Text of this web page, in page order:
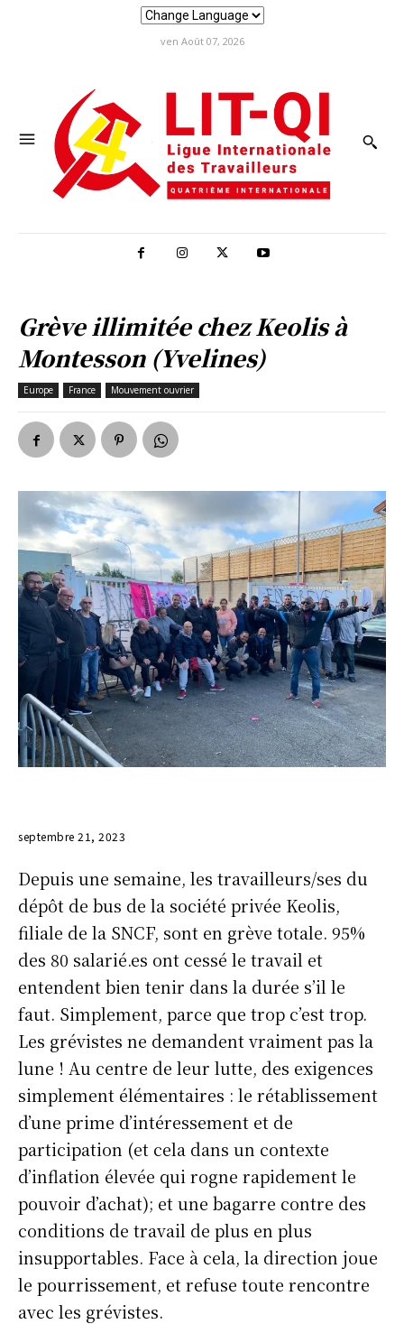
ven Août 07, 2026
Grève illimitée chez Keolis à
Montesson (Yvelines)
Europe France Mouvement ouvrier
septembre 21, 2023
Depuis une semaine, les travailleurs/ses du
dépôt de bus de la société privée Keolis,
filiale de la SNCF, sont en grève totale. 95%
des 80 salarié.es ont cessé le travail et
entendent bien tenir dans la durée s’il le
faut. Simplement, parce que trop c’est trop.
Les grévistes ne demandent vraiment pas la
lune ! Au centre de leur lutte, des exigences
simplement élémentaires : le rétablissement
d’une prime d’intéressement et de
participation (et cela dans un contexte
d’inflation élevée qui rogne rapidement le
pouvoir d’achat); et une bagarre contre des
conditions de travail de plus en plus
insupportables. Face à cela, la direction joue
le pourrissement, et refuse toute rencontre
avec les grévistes.